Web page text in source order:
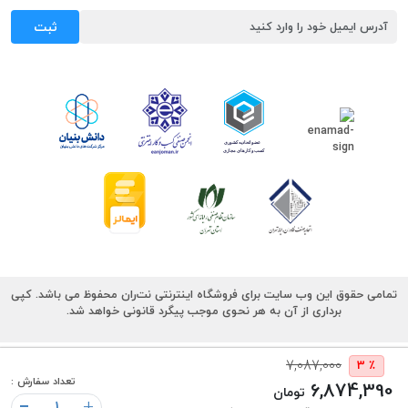
تعداد سفارش :
٪ 3 7,087,000
6,874,390 تومان
ثبت
تمامی حقوق این وب سایت برای فروشگاه اینترنتی نت‌ران محفوظ می باشد. کپی
برداری از آن به هر نحوی موجب پیگرد قانونی خواهد شد.